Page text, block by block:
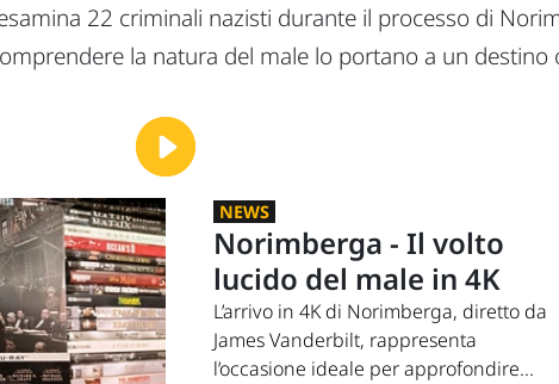
22 criminali nazisti durante il processo di
la natura del male lo portano a un destino
NEWS
Norimberga - Il volto
lucido del male in 4K
L’arrivo in 4K di Norimberga, diretto da
James Vanderbilt, rappresenta
l’occasione ideale per approfondire...